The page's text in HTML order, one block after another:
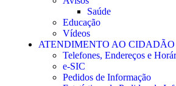
Saúde
Educação
Vídeos
ATENDIMENTO AO CIDADÃO
Telefones, Endereços e
e-SIC
Pedidos de Informação